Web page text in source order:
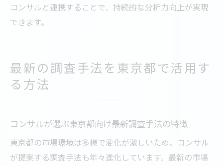
コンサルと連携することで、持続的な分析力向上が実現
できます。
最新の調査手法を東京都で活用す
る方法
コンサルが選ぶ東京都向け最新調査手法の特徴
東京都の市場環境は多様で変化が激しいため、コンサル
が提案する調査手法も年々進化しています。最新の市場